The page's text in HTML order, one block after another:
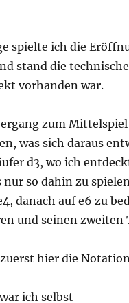
spielte ich die
stand die
vorhanden war.
zum
was sich daraus
d3, wo ich
so dahin zu
danach auf e6 zu
und seinen zweiten
hier die
ich selbst